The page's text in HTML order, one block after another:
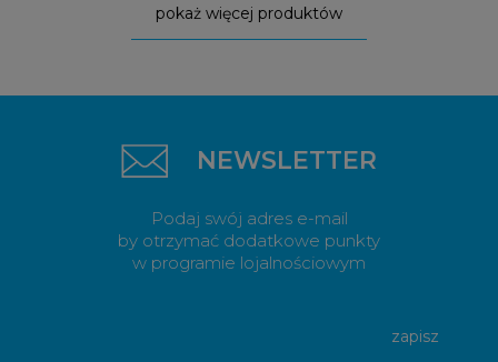
pokaż więcej produktów
NEWSLETTER
Podaj swój adres e-mail
by otrzymać dodatkowe punkty
w programie lojalnościowym
zapisz